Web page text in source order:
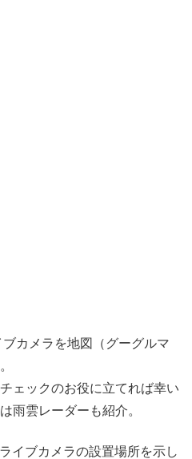
カメラを地図（グーグルマ
ェックのお役に立てれば幸い
雨雲レーダーも紹介。
イブカメラの設置場所を示し